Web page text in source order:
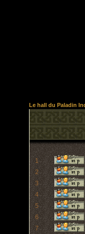
Le hall du Paladin
1
2
3
4
5
6
7